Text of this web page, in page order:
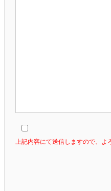
上記内容にて送信しますので、よ